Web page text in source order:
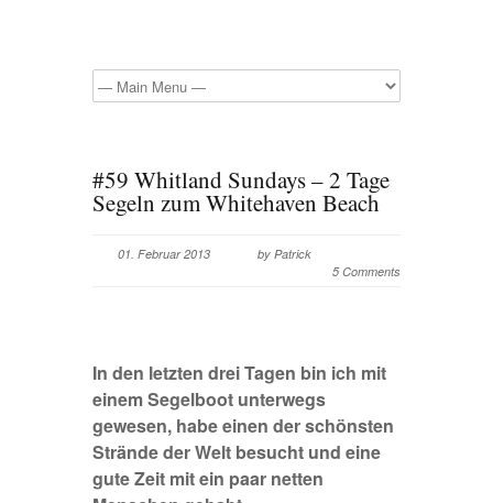
#59 Whitland Sundays – 2 Tage
Segeln zum Whitehaven Beach
01. Februar 2013
by Patrick
5 Comments
In den letzten drei Tagen bin ich mit
einem Segelboot unterwegs
gewesen, habe einen der schönsten
Strände der Welt besucht und eine
gute Zeit mit ein paar netten